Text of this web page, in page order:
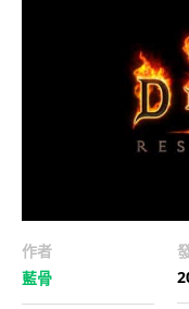
作者
藍骨